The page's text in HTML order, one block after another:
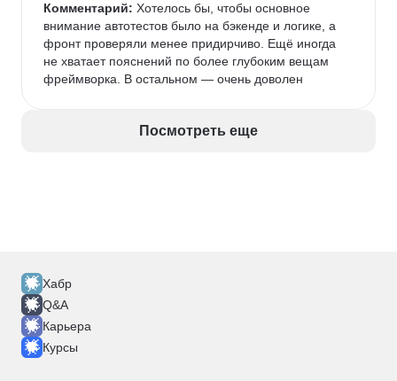
узнать Yii2.
Комментарий: Хотелось бы, чтобы основное
внимание автотестов было на бэкенде и логике, а
фронт проверяли менее придирчиво. Ещё иногда
не хватает пояснений по более глубоким вещам
фреймворка. В остальном — очень доволен
Посмотреть еще
Хабр
Q&A
Карьера
Курсы